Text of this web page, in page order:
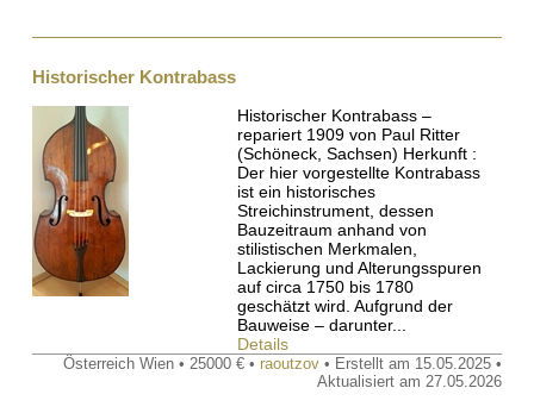
Historischer Kontrabass
Historischer Kontrabass –
repariert 1909 von Paul Ritter
(Schöneck, Sachsen) Herkunft :
Der hier vorgestellte Kontrabass
ist ein historisches
Streichinstrument, dessen
Bauzeitraum anhand von
stilistischen Merkmalen,
Lackierung und Alterungsspuren
auf circa 1750 bis 1780
geschätzt wird. Aufgrund der
Bauweise – darunter...
Details
Österreich Wien • 25000 € • raoutzov • Erstellt am 15.05.2025 •
Aktualisiert am 27.05.2026